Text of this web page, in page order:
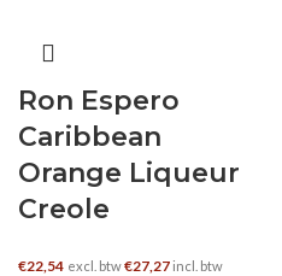
Ron Espero
Caribbean
Orange Liqueur
Creole
€22,54 excl. btw€27,27 incl. btw